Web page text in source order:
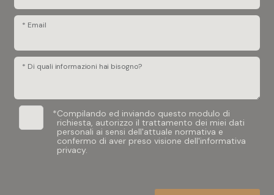
* Email
* Di quali informazioni hai bisogno?
*Compilando ed inviando questo modulo di
richiesta, autorizzo il trattamento dei miei dati
personali ai sensi dell'attuale normativa e
confermo di aver preso visione dell'informativa
privacy.